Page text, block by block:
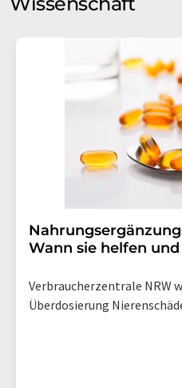
Wann sie helfen
Verbraucherzentrale NRW
Überdosierung